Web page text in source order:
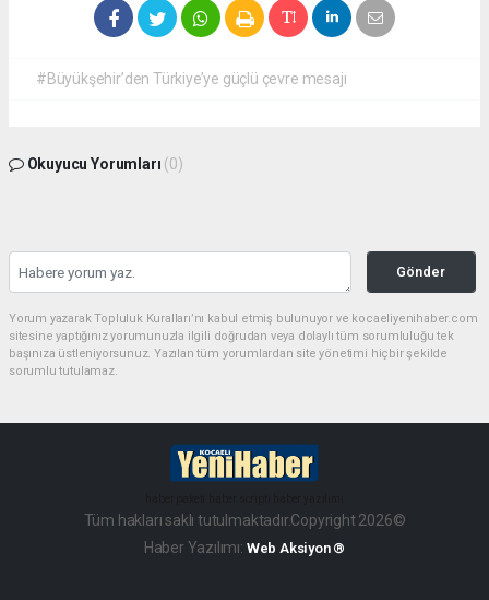
#Büyükşehir’den Türkiye’ye güçlü çevre mesajı
Okuyucu Yorumları (0)
Gönder
Yorum yazarak Topluluk Kuralları’nı kabul etmiş bulunuyor ve kocaeliyenihaber.com
sitesine yaptığınız yorumunuzla ilgili doğrudan veya dolaylı tüm sorumluluğu tek
başınıza üstleniyorsunuz. Yazılan tüm yorumlardan site yönetimi hiçbir şekilde
sorumlu tutulamaz.
Tüm hakları saklı tutulmaktadır.Copyright 2026©
Haber Yazılımı: Web Aksiyon ®